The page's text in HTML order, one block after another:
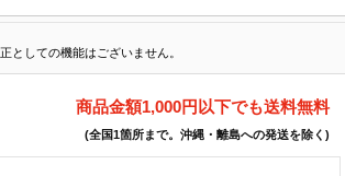
としての機能はございません。
商品金額1,000円以下でも送料無料
(全国1箇所まで。沖縄・離島への発送を除く)